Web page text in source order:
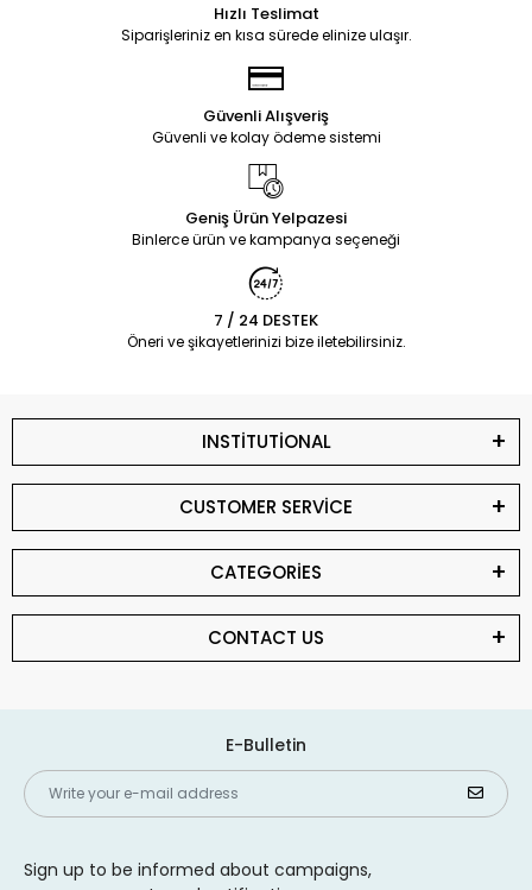
Hızlı Teslimat
Siparişleriniz en kısa sürede elinize ulaşır.
Güvenli Alışveriş
Güvenli ve kolay ödeme sistemi
Geniş Ürün Yelpazesi
Binlerce ürün ve kampanya seçeneği
7 / 24 DESTEK
Öneri ve şikayetlerinizi bize iletebilirsiniz.
INSTİTUTİONAL
CUSTOMER SERVİCE
CATEGORİES
CONTACT US
E-Bulletin
Sign up to be informed about campaigns,